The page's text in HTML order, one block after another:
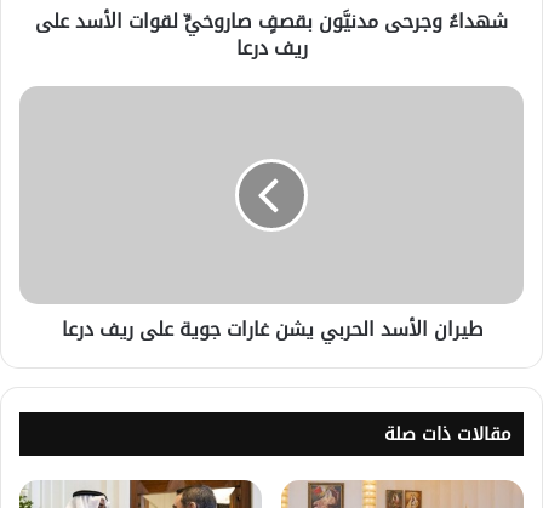
شهداءُ وجرحى مدنيَّون بقصفٍ صاروخيٍّ لقوات الأسد على
ريف درعا
طيران الأسد الحربي يشن غارات جوية على ريف درعا
مقالات ذات صلة